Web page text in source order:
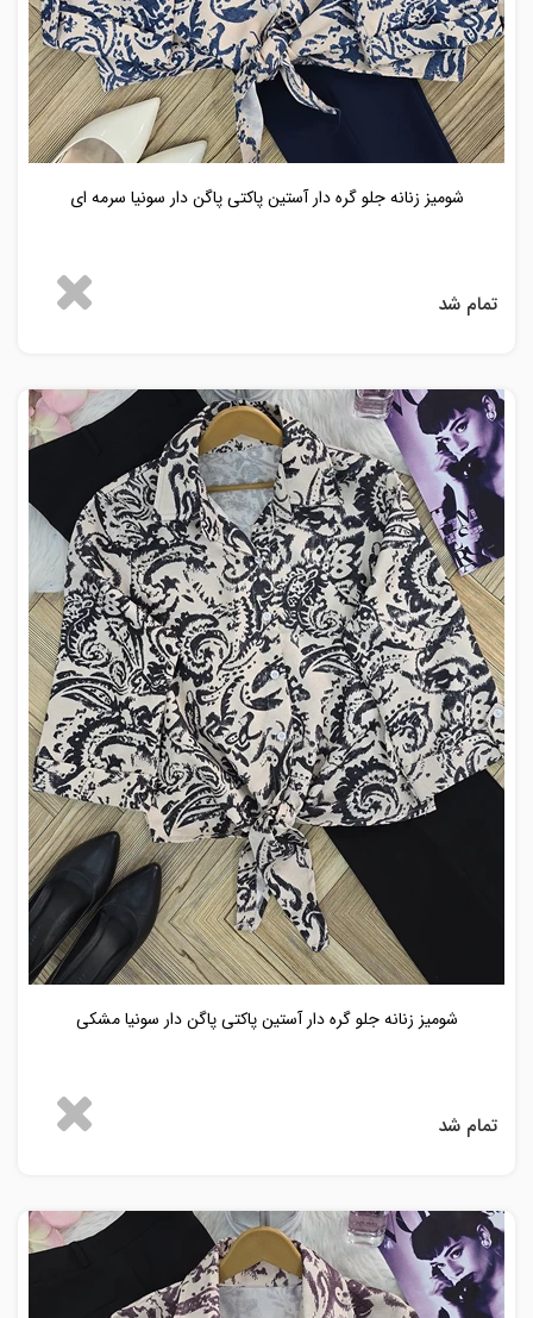
شومیز زنانه جلو گره دار آستین پاکتی پاگن دار سونیا سرمه ای
تمام شد
شومیز زنانه جلو گره دار آستین پاکتی پاگن دار سونیا مشکی
تمام شد